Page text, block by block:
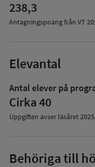
238,3
Antagningspoäng från VT
Elevantal
Antal elever på
Cirka 40
Uppgiften avser läsåret
Behöriga till